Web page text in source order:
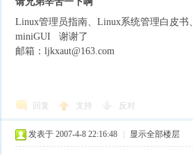
Linux管理员指南、Linux系统管理白皮
miniGUI 谢谢了
邮箱：ljkxaut@163.com
回复 支持 反对
发表于 2007-4-8 22:16:48 显示全部楼层